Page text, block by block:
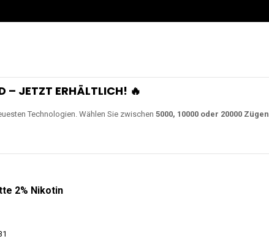
– JETZT ERHÄLTLICH! 🔥
Technologien. Wählen Sie zwischen 5000, 10000 oder 20000 Zügen
2% Nikotin